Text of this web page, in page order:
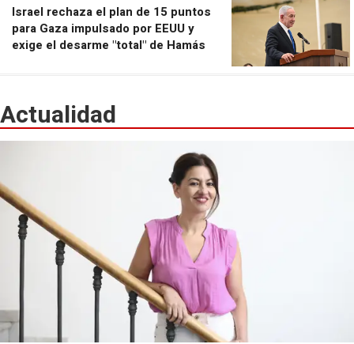
Israel rechaza el plan de 15 puntos
para Gaza impulsado por EEUU y
exige el desarme "total" de Hamás
Actualidad